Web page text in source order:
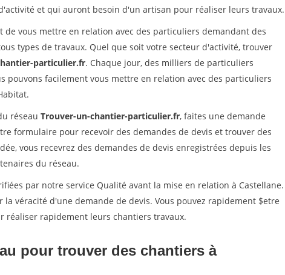
et qui auront besoin d'un artisan pour réaliser leurs travaux.
vous mettre en relation avec des particuliers demandant des
types de travaux. Quel que soit votre secteur d'activité, trouver
particulier.fr. Chaque jour, des milliers de particuliers
pouvons facilement vous mettre en relation avec des particuliers
réseau Trouver-un-chantier-particulier.fr, faites une demande
formulaire pour recevoir des demandes de devis et trouver des
vous recevrez des demandes de devis enregistrées depuis les
du réseau.
par notre service Qualité avant la mise en relation à Castellane.
véracité d'une demande de devis. Vous pouvez rapidement $etre
réaliser rapidement leurs chantiers travaux.
pour trouver des chantiers à